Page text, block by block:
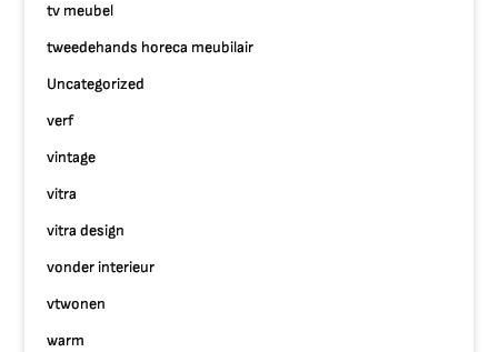
tv meubel
tweedehands horeca meubilair
Uncategorized
verf
vintage
vitra
vitra design
vonder interieur
vtwonen
warm